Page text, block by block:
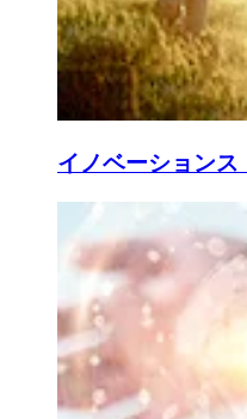
イノベーションス